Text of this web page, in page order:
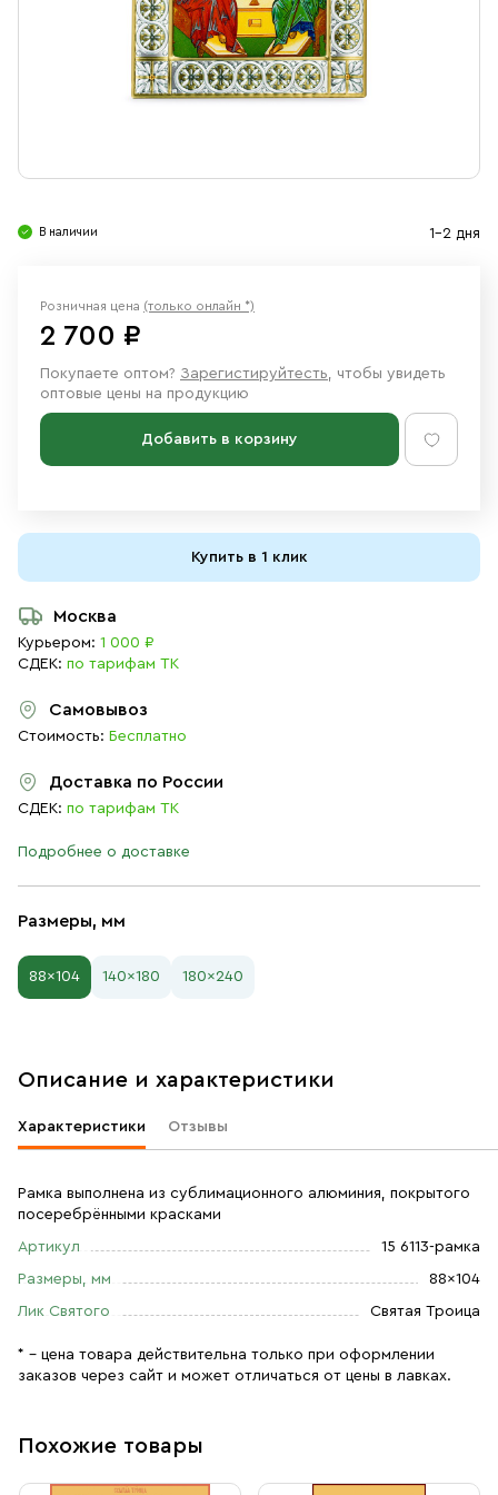
Ювелирные изделия
В наличии 1-2 дня
Размеры, мм
88×104 140×180 180×240
Розничная цена (только онлайн *)
2 700 ₽
Покупаете оптом? Зарегистируйтесть, чтобы увидеть
оптовые цены на продукцию
Добавить в корзину
Купить в 1 клик
Москва
Курьером: 1 000 ₽
СДЕК: по тарифам ТК
Самовывоз
Стоимость: Бесплатно
Доставка по России
СДЕК: по тарифам ТК
Подробнее о доставке
Описание и характеристики
Характеристики Отзывы
Рамка выполнена из сублимационного алюминия, покрытого
посеребрёнными красками
Артикул 15 6113-рамка
Размеры, мм 88×104
Лик Святого Святая Троица
* – цена товара действительна только при оформлении
заказов через сайт и может отличаться от цены в лавках.
Похожие товары